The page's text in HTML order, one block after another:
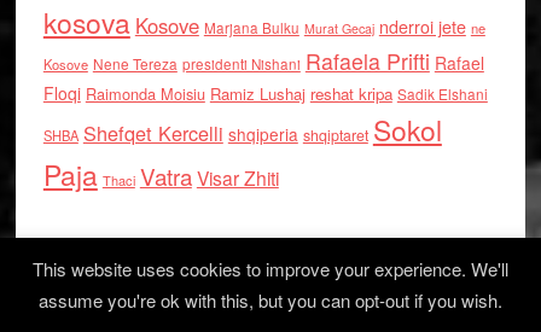
kosova Kosove Marjana Bulku Murat Gecaj nderroi jete ne
Kosove Nene Tereza presidenti Nishani Rafaela Prifti Rafael
Floqi Raimonda Moisiu Ramiz Lushaj reshat kripa Sadik Elshani
SHBA Shefqet Kercelli shqiperia shqiptaret Sokol
Paja Thaci VatraVisar Zhiti
This website uses cookies to improve your experience. We'll
assume you're ok with this, but you can opt-out if you wish.